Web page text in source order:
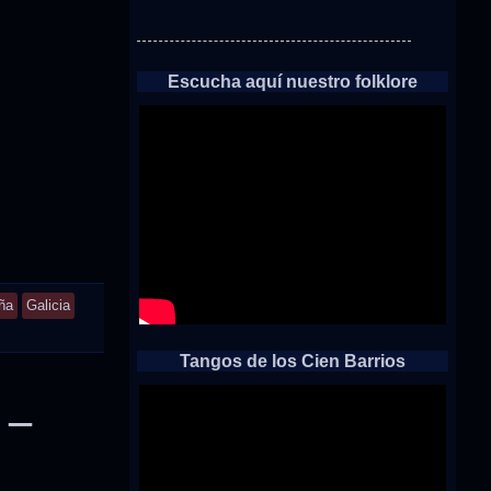
Galicia
Escucha aquí nuestro folklore
Tangos de los Cien Barrios